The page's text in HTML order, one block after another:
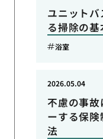
ユニット
る掃除の基
浴室
不慮の事
ーする保
法
2026.05.04